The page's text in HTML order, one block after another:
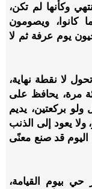
وكأنها لم تكن،
كانوا، ويصومون
يوم عرفة ثم لا
لا نقطة نهاية،
مرة، يحافظ على
ولو بركعتين، يديم
يعود إلى الذنب
اليوم قد صنع معنًى
بيوم القيامة،